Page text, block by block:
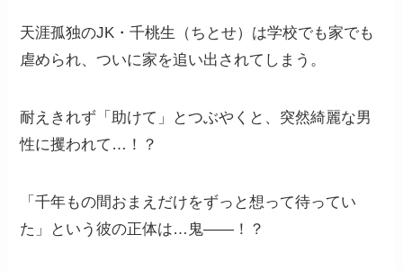
天涯孤独のJK・千桃生（ちとせ）は学校でも家でも
虐められ、ついに家を追い出されてしまう。
耐えきれず「助けて」とつぶやくと、突然綺麗な男
性に攫われて…！？
「千年もの間おまえだけをずっと想って待ってい
た」という彼の正体は…鬼――！？